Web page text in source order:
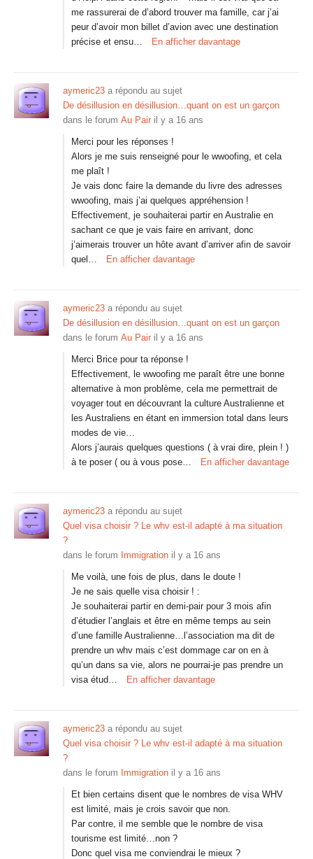
me rassurerai de d’abord trouver ma famille, car j’ai
peur d’avoir mon billet d’avion avec une destination
précise et ensu…
En afficher davantage
aymeric23 a répondu au sujet
De désillusion en désillusion…quant on est un garçon
dans le forum Au Pair il y a 16 ans
Merci pour les réponses !
Alors je me suis renseigné pour le wwoofing, et cela
me plaît !
Je vais donc faire la demande du livre des adresses
wwoofing, mais j’ai quelques appréhension !
Effectivement, je souhaiterai partir en Australie en
sachant ce que je vais faire en arrivant, donc
j’aimerais trouver un hôte avant d’arriver afin de savoir
quel…
En afficher davantage
aymeric23 a répondu au sujet
De désillusion en désillusion…quant on est un garçon
dans le forum Au Pair il y a 16 ans
Merci Brice pour ta réponse !
Effectivement, le wwoofing me paraît être une bonne
alternative à mon problème, cela me permettrait de
voyager tout en découvrant la culture Australienne et
les Australiens en étant en immersion total dans leurs
modes de vie…
Alors j’aurais quelques questions ( à vrai dire, plein ! )
à te poser ( ou à vous pose…
En afficher davantage
aymeric23 a répondu au sujet
Quel visa choisir ? Le whv est-il adapté à ma situation
?
dans le forum Immigration il y a 16 ans
Me voilà, une fois de plus, dans le doute !
Je ne sais quelle visa choisir ! :
Je souhaiterai partir en demi-pair pour 3 mois afin
d’étudier l’anglais et être en même temps au sein
d’une famille Australienne…l’association ma dit de
prendre un whv mais c’est dommage car on en à
qu’un dans sa vie, alors ne pourrai-je pas prendre un
visa étud…
En afficher davantage
aymeric23 a répondu au sujet
Quel visa choisir ? Le whv est-il adapté à ma situation
?
dans le forum Immigration il y a 16 ans
Et bien certains disent que le nombres de visa WHV
est limité, mais je crois savoir que non.
Par contre, il me semble que le nombre de visa
tourisme est limité…non ?
Donc quel visa me conviendrai le mieux ?